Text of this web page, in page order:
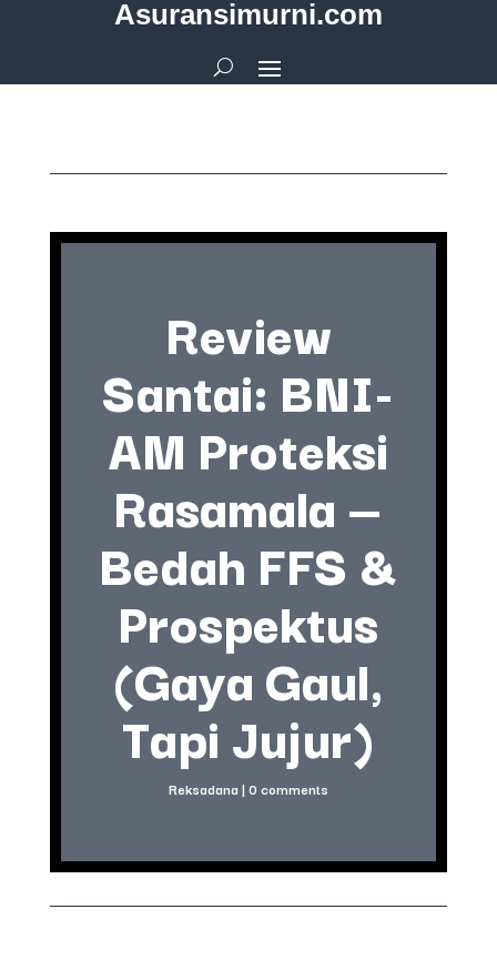
Asuransimurni.com
Review
Santai: BNI-
AM Proteksi
Rasamala —
Bedah FFS &
Prospektus
(Gaya Gaul,
Tapi Jujur)
Reksadana | 0 comments